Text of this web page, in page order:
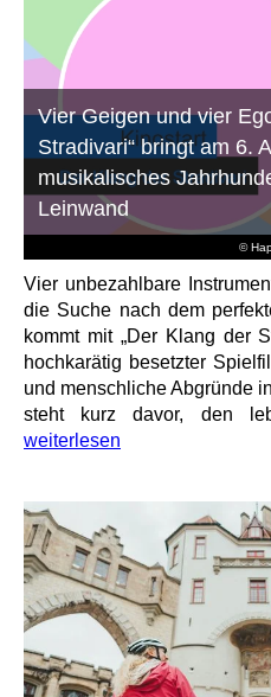
©
Vier Geigen und vier
Stradivari“ bringt am 6.
musikalisches
Leinwand
Vier unbezahlbare
die Suche nach dem
kommt mit „Der Klang der
hochkarätig besetzter
und menschliche Abgründe
steht kurz davor, den
weiterlesen